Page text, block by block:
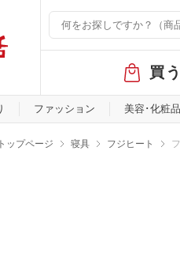
バ
ル
メ
買う
ファッション 美容･化粧品
ップページ 寝具 フジヒート